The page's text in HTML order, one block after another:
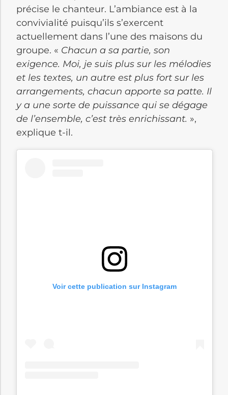
précise le chanteur. L’ambiance est à la
convivialité puisqu’ils s’exercent
actuellement dans l’une des maisons du
groupe. « Chacun a sa partie, son
exigence. Moi, je suis plus sur les mélodies
et les textes, un autre est plus fort sur les
arrangements, chacun apporte sa patte. Il
y a une sorte de puissance qui se dégage
de l’ensemble, c’est très enrichissant. »,
explique t-il.
Voir cette publication sur Instagram